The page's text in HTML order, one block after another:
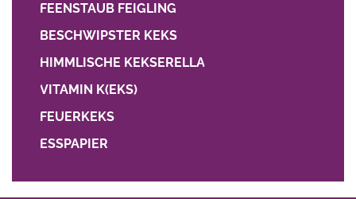
FEENSTAUB FEIGLING
BESCHWIPSTER KEKS
HIMMLISCHE KEKSERELLA
VITAMIN K(EKS)
FEUERKEKS
ESSPAPIER